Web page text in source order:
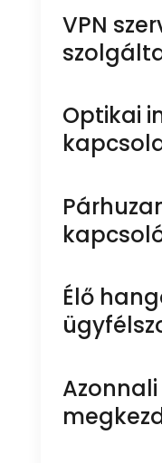
VPN
Optikai
Élő